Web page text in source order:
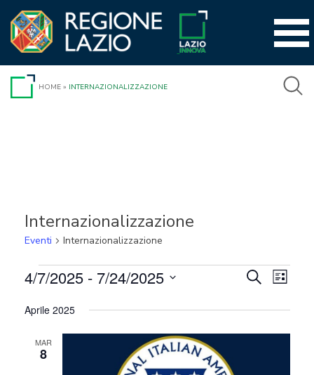
contenuto
HOME » INTERNAZIONALIZZAZIONE
Internazionalizzazione
Eventi Internazionalizzazione
Eventi
Eventi
Ricerca
e
Cerca Lista
4/7/2025 - 7/24/2025
la
Aprile 2025
MAR
8